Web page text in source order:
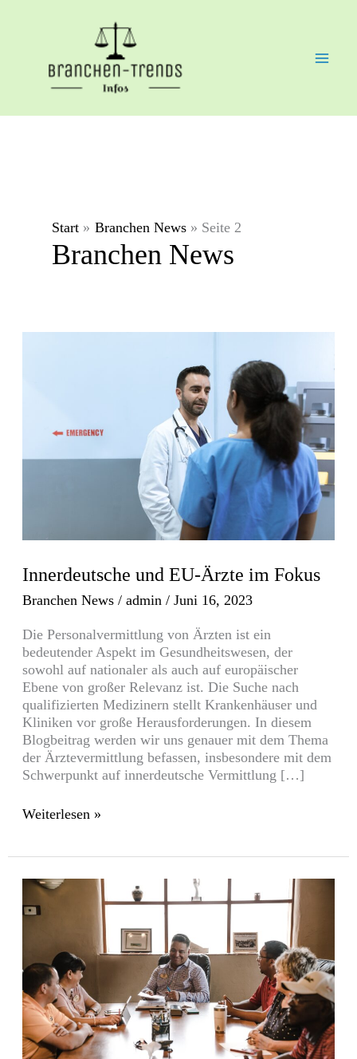
Start Branchen News Seite 2
Branchen News
Innerdeutsche und EU-Ärzte im Fokus
Branchen News /admin/Juni 16, 2023
Die Personalvermittlung von Ärzten ist ein
bedeutender Aspekt im Gesundheitswesen, der
sowohl auf nationaler als auch auf europäischer
Ebene von großer Relevanz ist. Die Suche nach
qualifizierten Medizinern stellt Krankenhäuser und
Kliniken vor große Herausforderungen. In diesem
Blogbeitrag werden wir uns genauer mit dem Thema
der Ärztevermittlung befassen, insbesondere mit dem
Schwerpunkt auf innerdeutsche Vermittlung […]
Fokus
Weiterlesen »
Ein
wichtiger
Beitrag
persönlichen
Weiterentwicklung